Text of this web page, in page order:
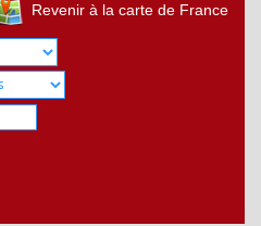
Revenir à la carte de France